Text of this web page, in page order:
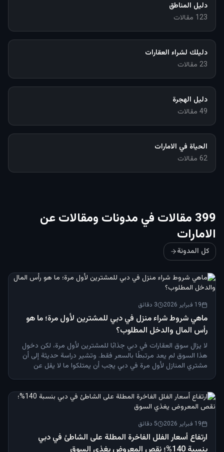
دليل المناطق
123 مقالات
دليلك لشراء العقارات
23 مقالات
دليل الهجرة
49 مقالات
الحياة في الامارات
62 مقالات
399 مقالات في مدونات ومقالات عن
الامارات
كل المدونة
19 فبراير 2026 3 دقائق
ماهي شروط شراء منزل في دبي للمشترين لأول مرة؛ ما هو
رأس المال والدخل المطلوب؟
لا يزال سوق العقارات في دبي جذابًا للمشترين لأول مرة، لكن دخول
هذا السوق لم يعد مرتبطًا بالسعر فقط. وتشير دراسة حديثة إلى أن
مشتري المنازل لأول مرة في دبي يجب أن يمتلكوا ما لا يقل عن
العديد من المشترين في البداية على سعر العقار فقط، ولكن في
المراحل النهائية، يواجهون تكاليف إضافية، ورسومًا بنكية، وضغوطًا
ملايين درهم إماراتي، عادةً ما تطلب البنوك دفعة أولى لا تقل عن
19 فبراير 2026 5 دقائق
ارتفاع أسعار الفلل الفاخرة المطلة على الشاطئ في دبي